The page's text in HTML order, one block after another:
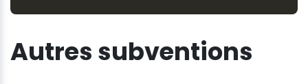
Autres subventions